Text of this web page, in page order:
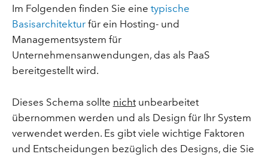
Im Folgenden finden Sie eine typische
Basisarchitekturfür ein Hosting- und
Managementsystem für
Unternehmensanwendungen, das als PaaS
bereitgestellt wird.
Dieses Schema sollte nichtunbearbeitet
übernommen werden und als Design für Ihr System
verwendet werden. Es gibt viele wichtige Faktoren
und Entscheidungen bezüglich des Designs, die Sie